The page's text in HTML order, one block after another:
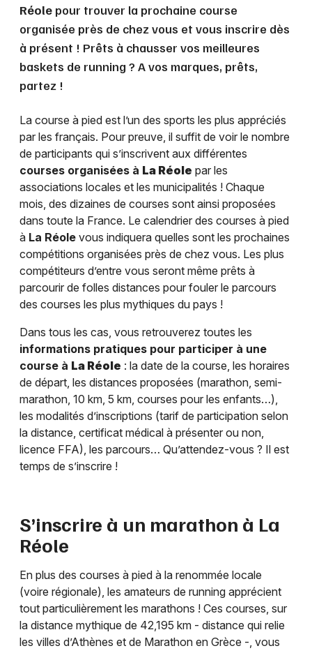
Réole pour trouver la prochaine course
organisée près de chez vous et vous inscrire dès
à présent ! Prêts à chausser vos meilleures
baskets de running ? A vos marques, prêts,
partez !
La course à pied est l’un des sports les plus appréciés
par les français. Pour preuve, il suffit de voir le nombre
de participants qui s’inscrivent aux différentes
courses organisées à La Réole par les
associations locales et les municipalités ! Chaque
mois, des dizaines de courses sont ainsi proposées
dans toute la France. Le calendrier des courses à pied
à La Réole vous indiquera quelles sont les prochaines
compétitions organisées près de chez vous. Les plus
compétiteurs d’entre vous seront même prêts à
parcourir de folles distances pour fouler le parcours
des courses les plus mythiques du pays !
Dans tous les cas, vous retrouverez toutes les
informations pratiques pour participer à une
course à La Réole : la date de la course, les horaires
de départ, les distances proposées (marathon, semi-
marathon, 10 km, 5 km, courses pour les enfants…),
les modalités d’inscriptions (tarif de participation selon
la distance, certificat médical à présenter ou non,
licence FFA), les parcours… Qu’attendez-vous ? Il est
temps de s’inscrire !
S’inscrire à un marathon à La
Réole
En plus des courses à pied à la renommée locale
(voire régionale), les amateurs de running apprécient
tout particulièrement les marathons ! Ces courses, sur
la distance mythique de 42,195 km - distance qui relie
les villes d’Athènes et de Marathon en Grèce -, vous